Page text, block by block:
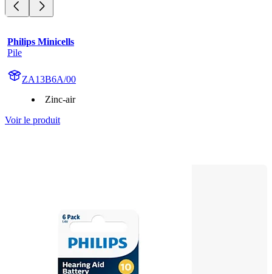
Philips Minicells
Pile
ZA13B6A/00
Zinc-air
Voir le produit